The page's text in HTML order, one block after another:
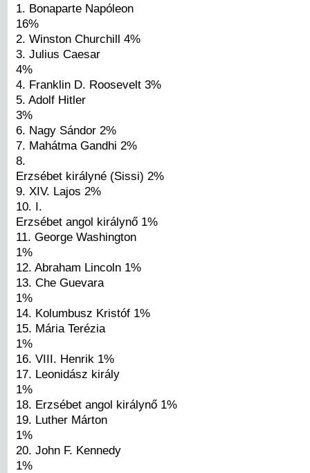
1. Bonaparte Napóleon
16%
2. Winston Churchill 4%
3. Julius Caesar
4%
4. Franklin D. Roosevelt 3%
5. Adolf Hitler
3%
6. Nagy Sándor 2%
7. Mahátma Gandhi 2%
8.
Erzsébet királyné (Sissi) 2%
9. XIV. Lajos 2%
10. I.
Erzsébet angol királynő 1%
11. George Washington
1%
12. Abraham Lincoln 1%
13. Che Guevara
1%
14. Kolumbusz Kristóf 1%
15. Mária Terézia
1%
16. VIII. Henrik 1%
17. Leonidász király
1%
18. Erzsébet angol királynő 1%
19. Luther Márton
1%
20. John F. Kennedy
1%